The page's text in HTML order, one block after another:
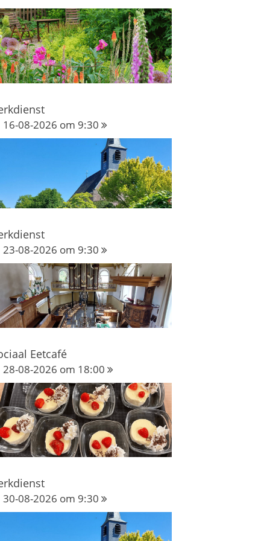
16-08-2026 om 9:30
23-08-2026 om 9:30
Eetcafé
28-08-2026 om 18:00
30-08-2026 om 9:30